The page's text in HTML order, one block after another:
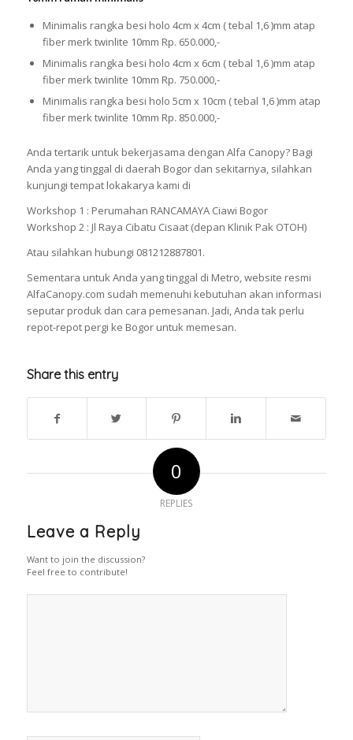
Minimalis rangka besi holo 4cm x 4cm ( tebal 1,6 )mm atap
fiber merk twinlite 10mm Rp. 650.000,-
Minimalis rangka besi holo 4cm x 6cm ( tebal 1,6 )mm atap
fiber merk twinlite 10mm Rp. 750.000,-
Minimalis rangka besi holo 5cm x 10cm ( tebal 1,6 )mm atap
fiber merk twinlite 10mm Rp. 850.000,-
Anda tertarik untuk bekerjasama dengan Alfa Canopy? Bagi
Anda yang tinggal di daerah Bogor dan sekitarnya, silahkan
kunjungi tempat lokakarya kami di
Workshop 1 : Perumahan RANCAMAYA Ciawi Bogor
Workshop 2 : Jl Raya Cibatu Cisaat (depan Klinik Pak OTOH)
Atau silahkan hubungi 081212887801.
Sementara untuk Anda yang tinggal di Metro, website resmi
AlfaCanopy.com sudah memenuhi kebutuhan akan informasi
seputar produk dan cara pemesanan. Jadi, Anda tak perlu
repot-repot pergi ke Bogor untuk memesan.
Share this entry
0
REPLIES
Leave a Reply
Want to join the discussion?
Feel free to contribute!